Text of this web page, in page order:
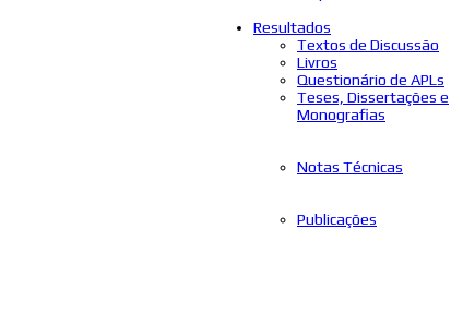
Resultados
Textos de Discussão
Livros
Questionário de APLs
Teses, Dissertações e
Monografias
Notas Técnicas
Publicações